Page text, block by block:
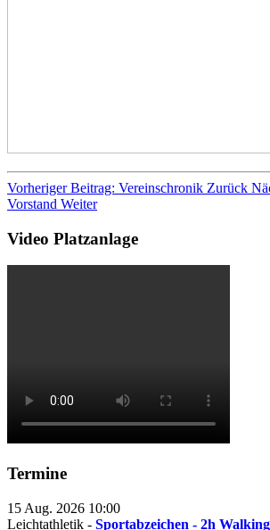
Vorheriger Beitrag: Vereinschronik Zurück
Vorstand Weiter
Video Platzanlage
Termine
15 Aug. 2026 10:00
Leichtathletik - Sportabzeichen - 2h Walking